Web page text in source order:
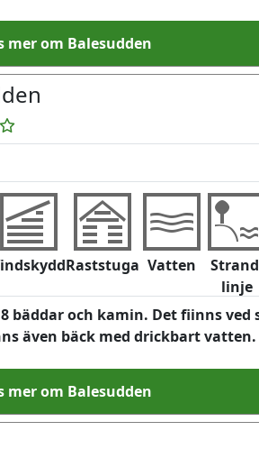
mer om Balesudden
Raststuga Vatten
linje
bäddar och kamin. Det fiinns
även bäck med drickbart vatten.
mer om Balesudden